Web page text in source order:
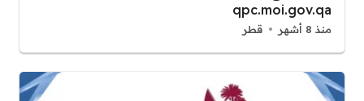
qpc.moi.gov.qa
منذ 8 أشهر قطر